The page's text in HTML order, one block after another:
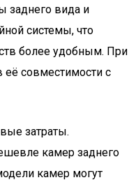
заднего вида и
системы, что
более удобным. При
её совместимости с
затраты.
камер заднего
камер могут